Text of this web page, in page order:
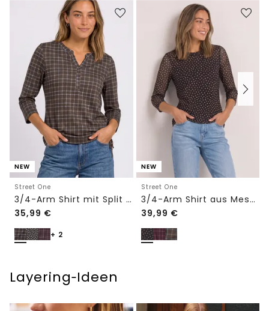
NEW
Street One
3/4-Arm Shirt mit Split Neck und Print
35,99 €
+ 2
NEW
Street One
3/4-Arm Shirt aus Mesh mit Print
39,99 €
Layering‑Ideen